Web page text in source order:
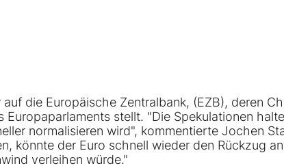
die Europäische Zentralbank, (EZB), deren
stellt. "Die Spekulationen
normalisieren wird", kommentierte Jochen
könnte der Euro schnell wieder den Rückzug
verleihen würde."